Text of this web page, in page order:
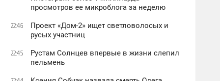
просмотров ее микроблога за неделю
22:46
Проект «Дом-2» ищет светловолосых и
русых участниц
22:45
Рустам Солнцев впервые в жизни слепил
пельмень